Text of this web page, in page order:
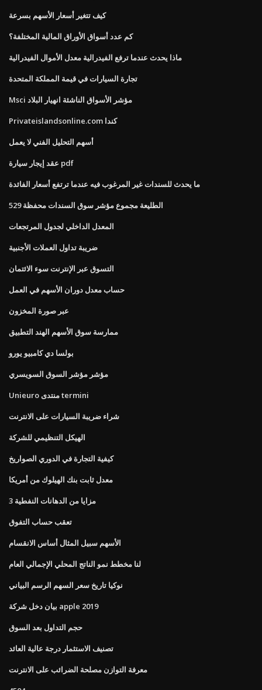
كيف تتغير أسعار الأسهم بسرعة
كم عدد أسواق الأوراق المالية المختلفة؟
ماذا يحدث عندما ترفع الفيدرالية معدل الأموال الفيدرالية
تجارة السيارات في قيمة المملكة المتحدة
Msci مؤشر الأسواق الناشئة انهيار البلاد
Privateislandsonline.com كندا
أسهم التحليل الفني لا يعمل
عقد إيجار سيارة pdf
ما يحدث للسندات غير المرغوب فيه عندما ترتفع أسعار الفائدة
الطليعة مجموع مؤشر سوق السندات محفظة 529
المعدل الداخلي لجدول المرتجعات
ضريبة تداول العملات الأجنبية
التسوق عبر الإنترنت سوء الائتمان
حساب معدل دوران الأسهم في العمل
عبر صورة المخزون
ممارسة سوق الأسهم الهند التطبيق
بولسا دي كامبيو يورو
مؤشر مؤشر السوق السويسري
Unieuro منتدى termini
شراء ضريبة السيارات على الانترنت
الهيكل التنظيمي للشركة
كيفية التجارة في الدوري الصواريخ
معدل ثابت بنك الهيلوك من أمريكا
3 مزايا من الدهانات النفطية
تعقب حساب التفوق
الأسهم سبيل المثال أساس الانقسام
لنا مخطط نمو الناتج المحلي الإجمالي العام
نوكيا تاريخ سعر السهم الرسم البياني
بيان دخل شركة apple 2019
حجم التداول بعد السوق
تصنيف الاستثمار درجة عالية العائد
معرفة التوازن مصلحة الضرائب على الانترنت